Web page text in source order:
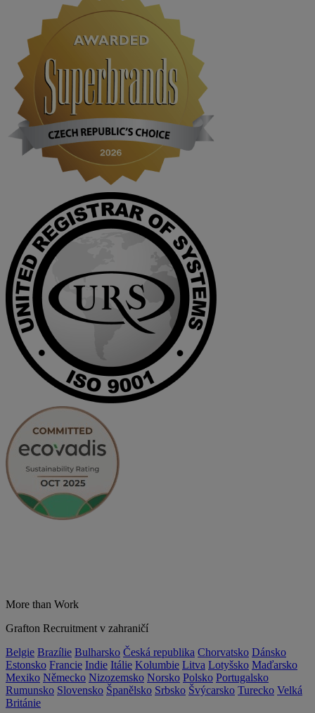
More than Work
Grafton Recruitment v zahraničí
Belgie Brazílie Bulharsko Česká republika Chorvatsko Dánsko
Estonsko Francie Indie Itálie Kolumbie Litva Lotyšsko Maďarsko
Mexiko Německo Nizozemsko Norsko Polsko Portugalsko
Rumunsko Slovensko Španělsko Srbsko Švýcarsko Turecko Velká
Británie